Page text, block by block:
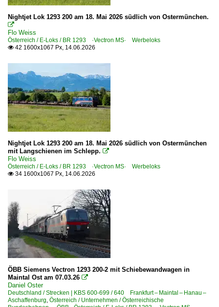
Güterverkehr
Autotransportzüge
Cerealienzüge
Gemischte Güterzüge
Getreidezüge
KLV Sattelauflieger-Züge
Industriemessen
560 (Halle–) Großheringen – Jena – Saalfeld ·Saalbahn·
Strecken | KBS 600-699
640 Frankfurt – Maintal – Hanau – Aschaffenburg
Strecken | KBS 800-999
950 (München–) Rosenheim – Kufstein (–Innsbruck)
951 (München–) Rosenheim – Freilassing (–Salzburg)
2022
2024
2026
Nightjet Lok 1293 200 am 18. Mai 2026 südlich von Ostermünchen.

Flo Weiss
Österreich / E-Loks / BR 1293 ·Vectron MS· Werbeloks
 42 1600x1067 Px, 14.06.2026
Nightjet Lok 1293 200 am 18. Mai 2026 südlich von Ostermünchen
mit Langschienen im Schlepp. 
Flo Weiss
Österreich / E-Loks / BR 1293 ·Vectron MS· Werbeloks
 34 1600x1067 Px, 14.06.2026
ÖBB Siemens Vectron 1293 200-2 mit Schiebewandwagen in
Maintal Ost am 07.03.26 
Daniel Oster
Deutschland / Strecken | KBS 600-699 / 640 Frankfurt – Maintal – Hanau –
Aschaffenburg, Österreich / Unternehmen / Österreichische